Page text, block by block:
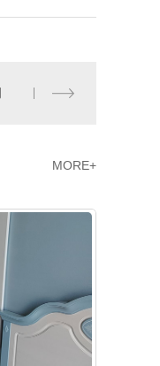
MORE+